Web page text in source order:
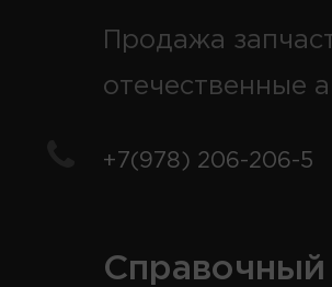
Продажа
отечественные
+7(978) 206-206-5
Справочный